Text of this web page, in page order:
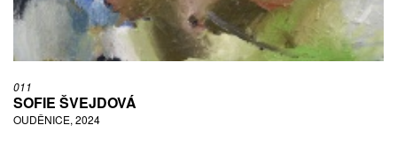
011
SOFIE ŠVEJDOVÁ
OUDĚNICE, 2024